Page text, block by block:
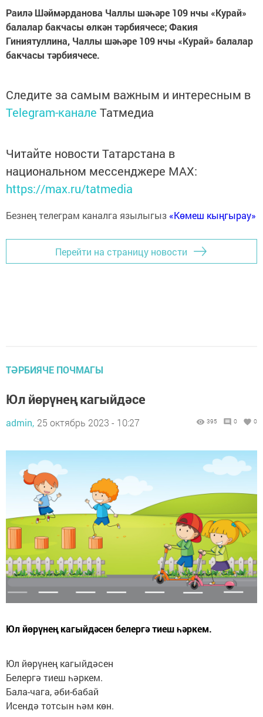
Раилә Шәймәрданова Чаллы шәһәре 109 нчы «Курай»
балалар бакчасы өлкән тәрбиячесе; Факия
Гиниятуллина, Чаллы шәһәре 109 нчы «Курай» балалар
бакчасы тәрбиячесе.
Следите за самым важным и интересным в
Telegram-канале Татмедиа
Читайте новости Татарстана в
национальном мессенджере MАХ:
https://max.ru/tatmedia
Безнең телеграм каналга язылыгыз «Көмеш кыңгырау»
Перейти на страницу новости
ТӘРБИЯЧЕ ПОЧМАГЫ
Юл йөрүнең кагыйдәсе
admin, 25 октябрь 2023 - 10:27 395 0 0
Юл йөрүнең кагыйдәсен белергә тиеш һәркем.
Юл йөрүнең кагыйдәсен
Белергә тиеш һәркем.
Бала-чага, әби-бабай
Исендә тотсын һәм көн.